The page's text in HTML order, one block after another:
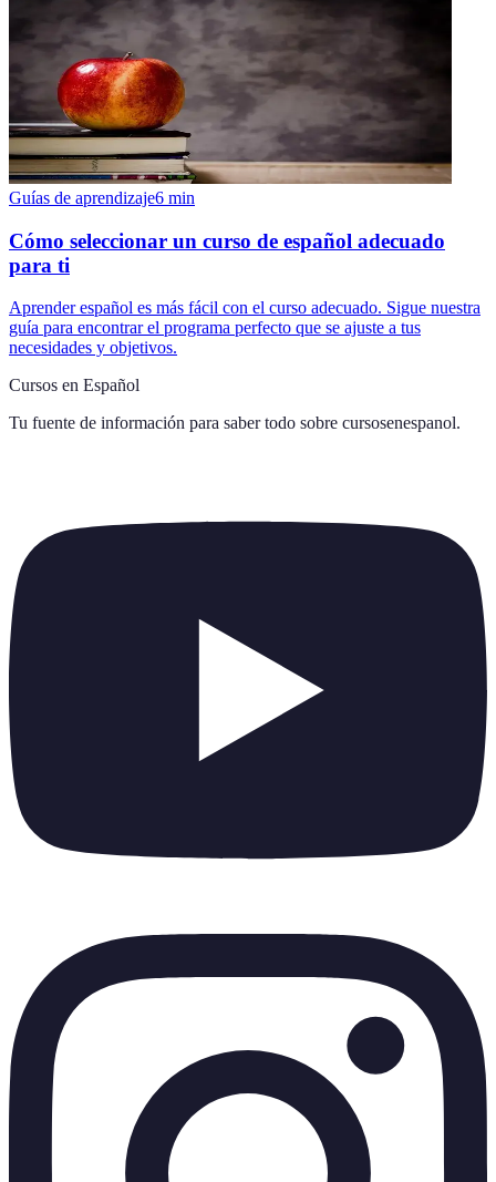
Guías de aprendizaje6 min
Cómo seleccionar un curso de español adecuado
para ti
Aprender español es más fácil con el curso adecuado. Sigue nuestra
guía para encontrar el programa perfecto que se ajuste a tus
necesidades y objetivos.
Cursos en Español
Tu fuente de información para saber todo sobre cursosenespanol.